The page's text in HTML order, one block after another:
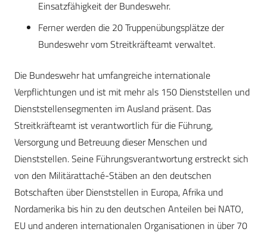
Einsatzfähigkeit der Bundeswehr.
Ferner werden die 20 Truppenübungsplätze der
Bundeswehr vom Streitkräfteamt verwaltet.
Die Bundeswehr hat umfangreiche internationale
Verpflichtungen und ist mit mehr als 150 Dienststellen und
Dienststellensegmenten im Ausland präsent. Das
Streitkräfteamt ist verantwortlich für die Führung,
Versorgung und Betreuung dieser Menschen und
Dienststellen. Seine Führungsverantwortung erstreckt sich
von den Militärattaché-Stäben an den deutschen
Botschaften über Dienststellen in Europa, Afrika und
Nordamerika bis hin zu den deutschen Anteilen bei NATO,
EU und anderen internationalen Organisationen in über 70